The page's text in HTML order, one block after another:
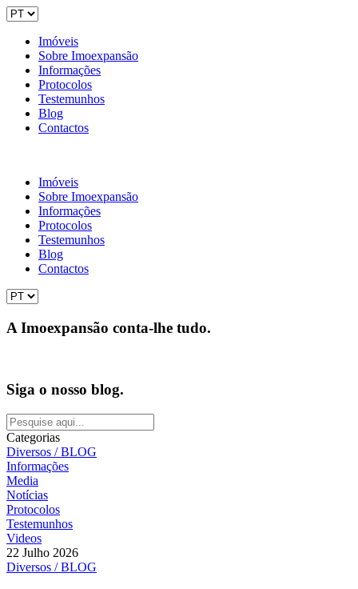
Imóveis
Sobre Imoexpansão
Informações
Protocolos
Testemunhos
Blog
Contactos
Imóveis
Sobre Imoexpansão
Informações
Protocolos
Testemunhos
Blog
Contactos
A Imoexpansão conta-lhe tudo.
Siga o nosso blog.
Categorias
Diversos / BLOG
Informações
Media
Notícias
Protocolos
Testemunhos
Videos
22 Julho 2026
Diversos / BLOG